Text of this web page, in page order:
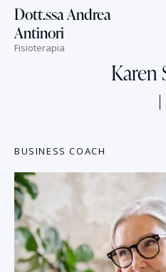
Dott.ssa Andrea
Antinori
Fisioterapia
Karen
BUSINESS COACH